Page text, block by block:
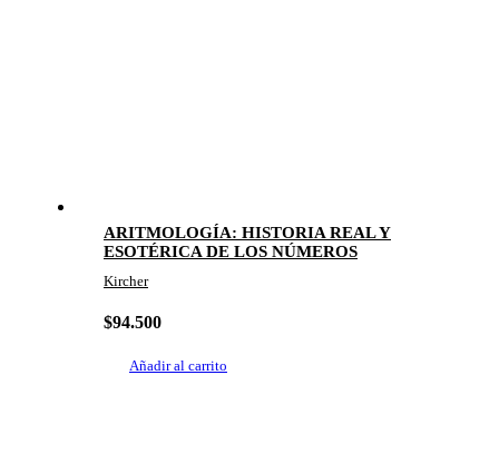
ARITMOLOGÍA: HISTORIA REAL Y
ESOTÉRICA DE LOS NÚMEROS
Kircher
$94.500
Añadir al carrito